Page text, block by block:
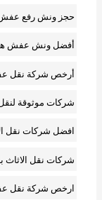
حجز ونش رفع
أفضل ونش عفش
أرخص شركة نقل
شركات موثوقة
افضل شركات نقل
شركات نقل الاثاث
ارخص شركة نقل